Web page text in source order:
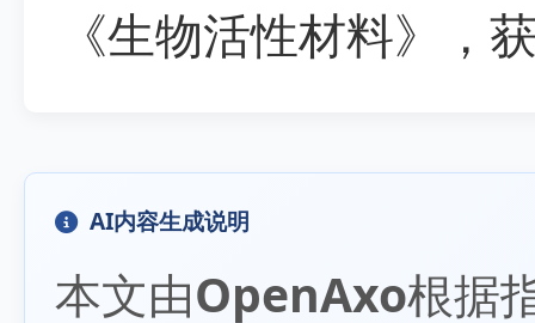
《生物活性材料》，
AI内容生成说明
本文由OpenAxo根据